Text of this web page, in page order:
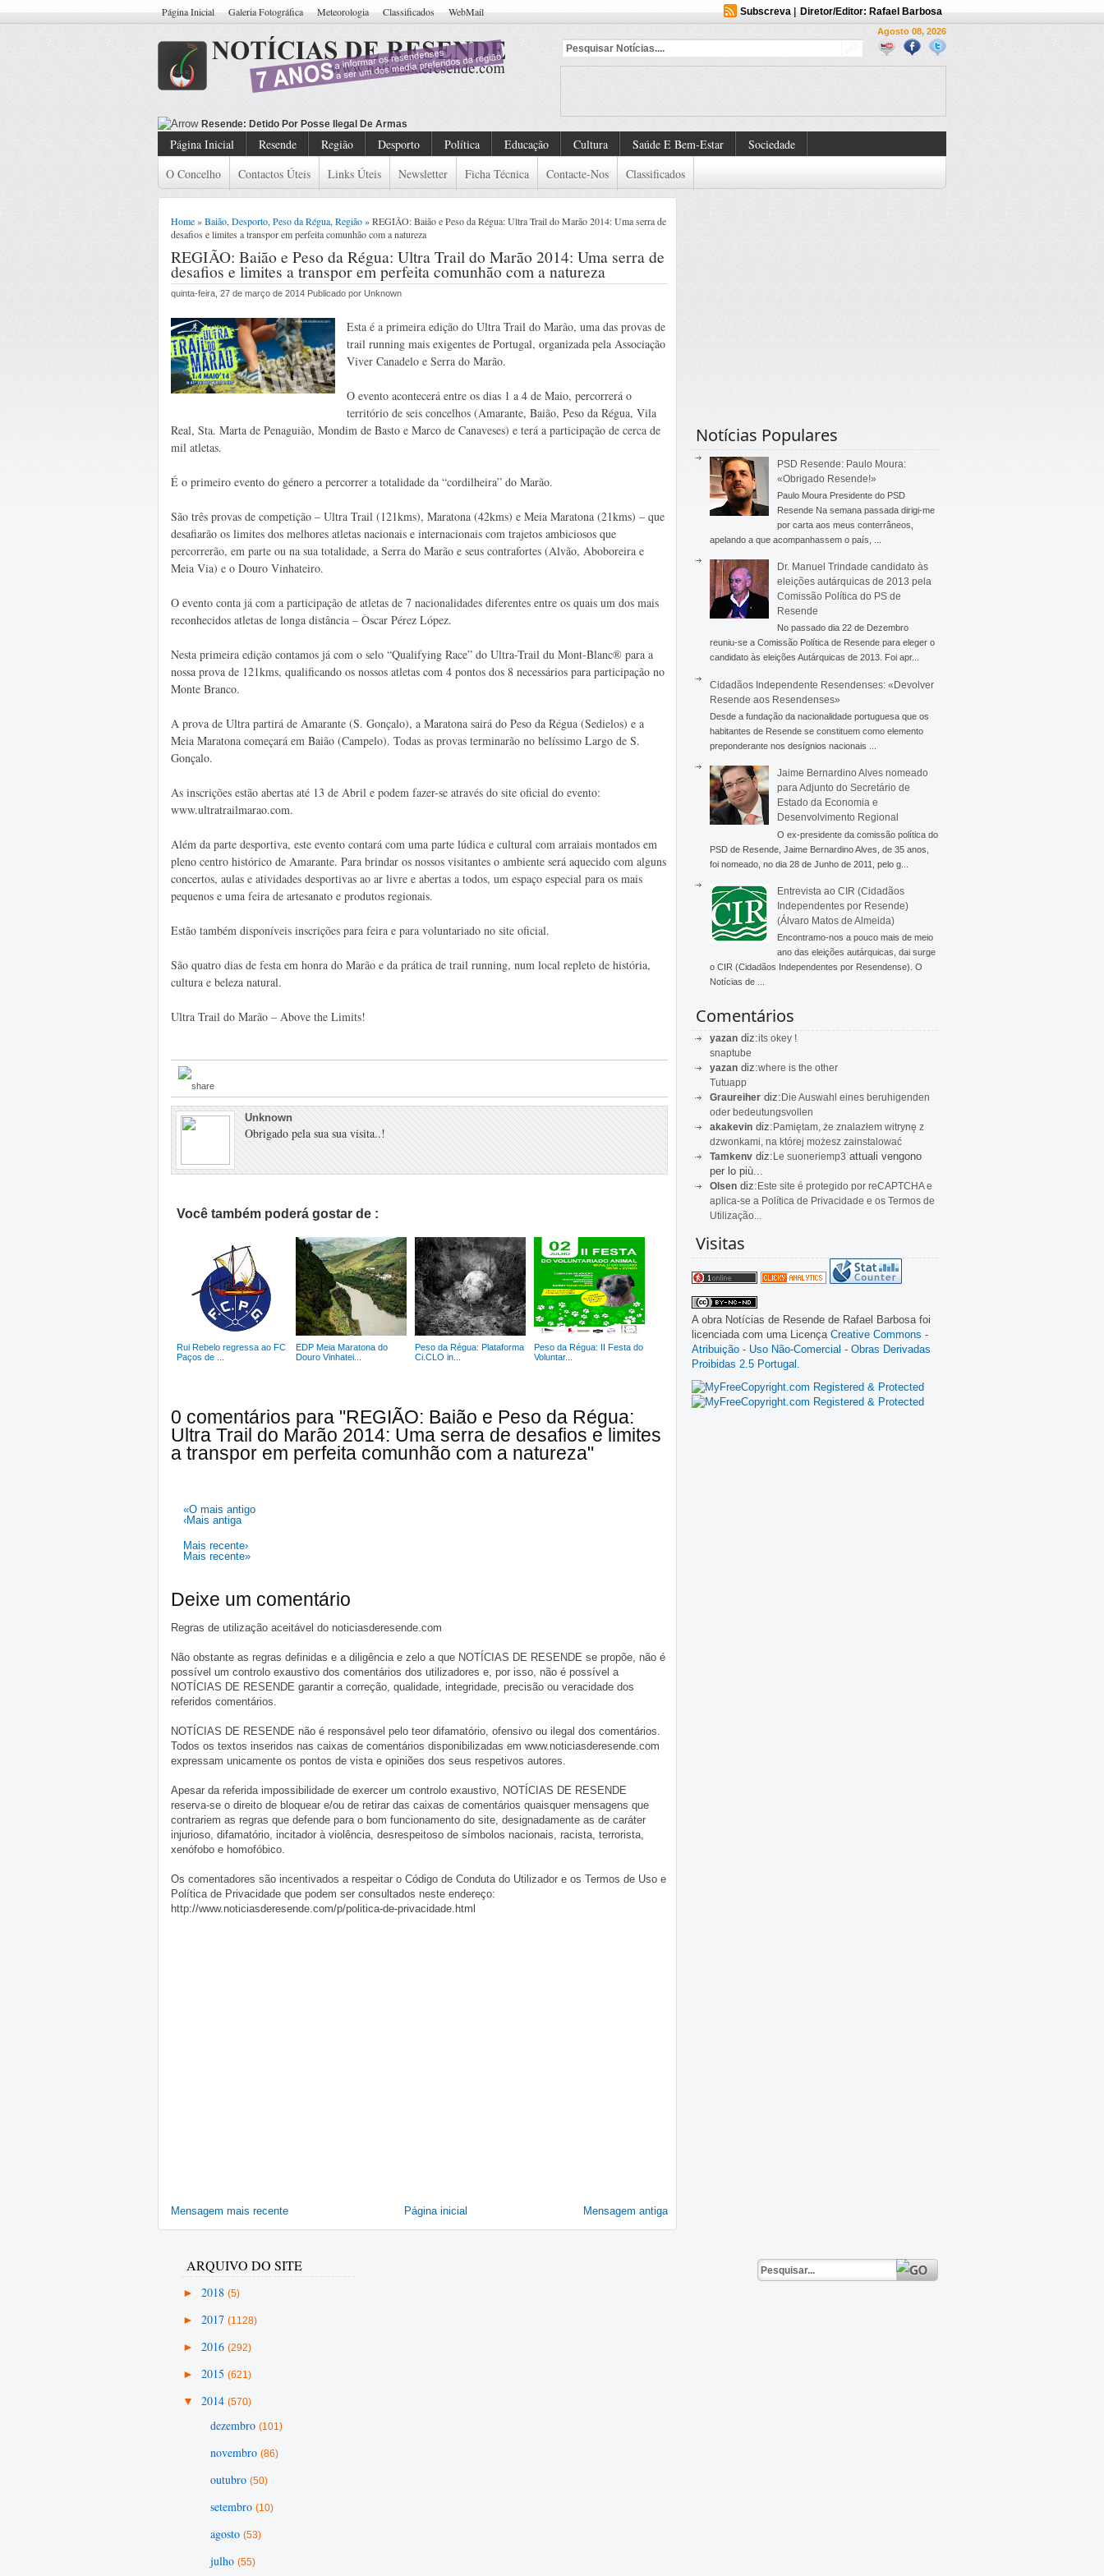
Página Inicial Galeria Fotográfica Meteorologia Classificados WebMail Subscreva| Diretor/Editor: Rafael Barbosa
Agosto 08, 2026
Resende: Detido Cid
Página Inicial Resende Região Desporto Política Educação Cultura Saúde E Bem-Estar
Sociedade
O Concelho
Contactos Úteis Links Úteis Newsletter Ficha Técnica Contacte-Nos Classificados
Home»Baião Desporto Peso da Régua Região» REGIÃO: Baião e Peso da Régua: Ultra Trail do Marão 2014: Uma serra de
desafios e limites a transpor em perfeita comunhão com a natureza
REGIÃO: Baião e Peso da Régua: Ultra Trail do Marão 2014: Uma serra de
desafios e limites a transpor em perfeita comunhão com a natureza
quinta-feira, 27 de março de 2014 Publicado por Unknown
Esta é a primeira edição do Ultra Trail do Marão, uma das provas de
trail running mais exigentes de Portugal, organizada pela Associação
Viver Canadelo e Serra do Marão.
O evento acontecerá entre os dias 1 a 4 de Maio, percorrerá o
território de seis concelhos (Amarante, Baião, Peso da Régua, Vila
Real, Sta. Marta de Penaguião, Mondim de Basto e Marco de Canaveses) e terá a participação de cerca de
mil atletas.
É o primeiro evento do género a percorrer a totalidade da “cordilheira” do Marão.
São três provas de competição – Ultra Trail (121kms), Maratona (42kms) e Meia Maratona (21kms) – que
desafiarão os limites dos melhores atletas nacionais e internacionais com trajetos ambiciosos que
percorrerão, em parte ou na sua totalidade, a Serra do Marão e seus contrafortes (Alvão, Aboboreira e
Meia Via) e o Douro Vinhateiro.
O evento conta já com a participação de atletas de 7 nacionalidades diferentes entre os quais um dos mais
reconhecidos atletas de longa distância – Òscar Pérez López.
Nesta primeira edição contamos já com o selo “Qualifying Race” do Ultra-Trail du Mont-Blanc® para a
nossa prova de 121kms, qualificando os nossos atletas com 4 pontos dos 8 necessários para participação no
Monte Branco.
A prova de Ultra partirá de Amarante (S. Gonçalo), a Maratona sairá do Peso da Régua (Sedielos) e a
Meia Maratona começará em Baião (Campelo). Todas as provas terminarão no belíssimo Largo de S.
Gonçalo.
As inscrições estão abertas até 13 de Abril e podem fazer-se através do site oficial do evento:
www.ultratrailmarao.com.
Além da parte desportiva, este evento contará com uma parte lúdica e cultural com arraiais montados em
pleno centro histórico de Amarante. Para brindar os nossos visitantes o ambiente será aquecido com alguns
concertos, aulas e atividades desportivas ao ar livre e abertas a todos, um espaço especial para os mais
pequenos e uma feira de artesanato e produtos regionais.
Estão também disponíveis inscrições para feira e para voluntariado no site oficial.
São quatro dias de festa em honra do Marão e da prática de trail running, num local repleto de história,
cultura e beleza natural.
Ultra Trail do Marão – Above the Limits!
Unknown
Obrigado pela sua sua visita..!
Você também poderá gostar de :
Rui Rebelo regressa ao FC
Paços de ...
EDP Meia Maratona do
Douro Vinhatei...
Peso da Régua: Plataforma
Ci.CLO in...
Peso da Régua: II Festa do
Voluntar...
0 comentários para "REGIÃO: Baião e Peso da Régua:
Ultra Trail do Marão 2014: Uma serra de desafios e limites
a transpor em perfeita comunhão com a natureza"
«O mais antigo
‹Mais antiga
Mais recente›
Mais recente»
Deixe um comentário
Regras de utilização aceitável do noticiasderesende.com
Não obstante as regras definidas e a diligência e zelo a que NOTÍCIAS DE RESENDE se propõe, não é
possível um controlo exaustivo dos comentários dos utilizadores e, por isso, não é possível a
NOTÍCIAS DE RESENDE garantir a correção, qualidade, integridade, precisão ou veracidade dos
referidos comentários.
NOTÍCIAS DE RESENDE não é responsável pelo teor difamatório, ofensivo ou ilegal dos comentários.
Todos os textos inseridos nas caixas de comentários disponibilizadas em www.noticiasderesende.com
expressam unicamente os pontos de vista e opiniões dos seus respetivos autores.
Apesar da referida impossibilidade de exercer um controlo exaustivo, NOTÍCIAS DE RESENDE
reserva-se o direito de bloquear e/ou de retirar das caixas de comentários quaisquer mensagens que
contrariem as regras que defende para o bom funcionamento do site, designadamente as de caráter
injurioso, difamatório, incitador à violência, desrespeitoso de símbolos nacionais, racista, terrorista,
xenófobo e homofóbico.
Os comentadores são incentivados a respeitar o Código de Conduta do Utilizador e os Termos de Uso e
Política de Privacidade que podem ser consultados neste endereço:
http://www.noticiasderesende.com/p/politica-de-privacidade.html
Mensagem mais recente Mensagem antiga
Página inicial
Notícias Populares
PSD Resende: Paulo Moura:
«Obrigado Resende!»
Paulo Moura Presidente do PSD
Resende Na semana passada dirigi-me
por carta aos meus conterrâneos,
apelando a que acompanhassem o país, ...
Dr. Manuel Trindade candidato às
eleições autárquicas de 2013 pela
Comissão Política do PS de
Resende
No passado dia 22 de Dezembro
reuniu-se a Comissão Política de Resende para eleger o
candidato às eleições Autárquicas de 2013. Foi apr...
Cidadãos Independente Resendenses: «Devolver
Resende aos Resendenses»
Desde a fundação da nacionalidade portuguesa que os
habitantes de Resende se constituem como elemento
preponderante nos desígnios nacionais ...
Jaime Bernardino Alves nomeado
para Adjunto do Secretário de
Estado da Economia e
Desenvolvimento Regional
O ex-presidente da comissão política do
PSD de Resende, Jaime Bernardino Alves, de 35 anos,
foi nomeado, no dia 28 de Junho de 2011, pelo g...
Entrevista ao CIR (Cidadãos
Independentes por Resende)
(Álvaro Matos de Almeida)
Encontramo-nos a pouco mais de meio
ano das eleições autárquicas, dai surge
o CIR (Cidadãos Independentes por Resendense). O
Notícias de ...
Comentários
yazan diz:its okey !
snaptube
yazan diz:where is the other
Tutuapp
Graureiher diz:Die Auswahl eines beruhigenden
oder bedeutungsvollen
akakevin diz:Pamiętam, że znalazłem witrynę z
dzwonkami, na której możesz zainstalować
Tamkenv diz:Le suoneriemp3 attuali vengono
per lo più...
Olsen diz:Este site é protegido por reCAPTCHA e
aplica-se a Política de Privacidade e os Termos de
Utilização...
Visitas
A obra Notícias de Resende de Rafael Barbosa foi
licenciada com uma Licença Creative Commons -
Atribuição - Uso Não-Comercial - Obras Derivadas
Proibidas 2.5 Portugal
ARQUIVO DO SITE
► 2018 (5)
► 2017 (1128)
► 2016 (292)
► 2015 (621)
▼ 2014 (570)
dezembro (101)
novembro (86)
outubro (50)
setembro (10)
agosto (53)
julho (55)